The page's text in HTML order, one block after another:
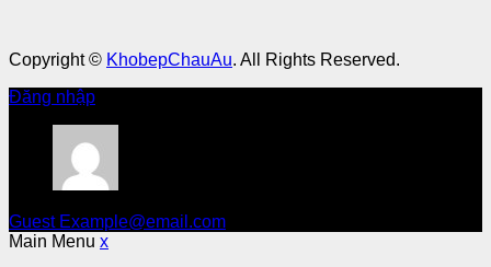
Copyright © KhobepChauAu. All Rights Reserved.
Đăng nhập
Guest Example@email.com
Main Menu x